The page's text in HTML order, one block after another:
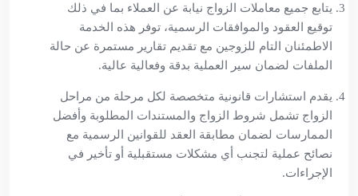
يتابع جميع معاملات الزواج نيابة عن العملاء بما في ذلك
توقيع العقود والموافقات الرسمية، توفر هذه الخدمة
الاطمئنان التام للزوجين مع تقديم تقارير مستمرة عن حالة
الملفات لضمان سير العملية بدقة وفعالية عالية.
يقدم استشارات قانونية متخصصة لكل مرحلة من مراحل
الزواج تشمل شروط الزواج والمستندات المطلوبة وأفضل
الممارسات لضمان مطابقة العقد للقوانين الرسمية مع
نصائح عملية لتجنب أي مشكلات مستقبلية أو تأخير في
الإجراءات.